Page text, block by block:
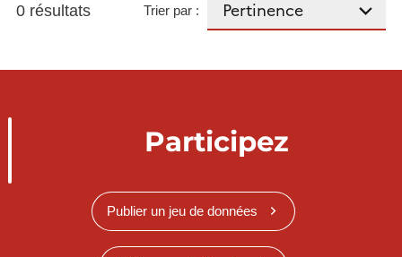
0 résultats Trier par :
Participez
Publier un jeu de données